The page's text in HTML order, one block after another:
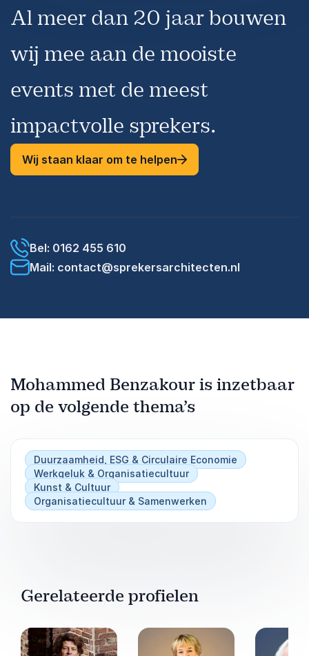
Deelnemers krijgen meer inzicht in culturele
dynamiek, leren beter luisteren naar andere
perspectieven en ontwikkelen vaardigheden om
inclusiever en bewuster te communiceren en
Al meer dan 20 jaar bouwen
wij mee aan de mooiste
events met de meest
impactvolle sprekers.
Wij staan klaar om te helpen
Bel: 0162 455 610
Mail: contact@sprekersarchitecten.nl
Mohammed Benzakour is inzetbaar
op de volgende thema’s
Duurzaamheid, ESG & Circulaire Economie
Werkgeluk & Organisatiecultuur
Kunst & Cultuur
Organisatiecultuur & Samenwerken
Gerelateerde profielen